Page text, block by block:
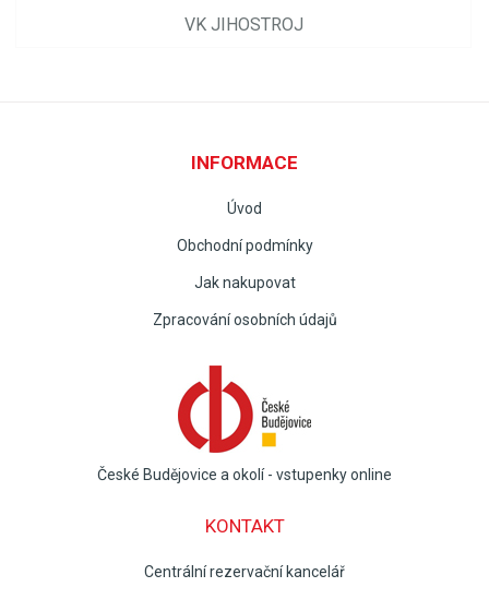
VK JIHOSTROJ
INFORMACE
Úvod
Obchodní podmínky
Jak nakupovat
Zpracování osobních údajů
České Budějovice a okolí - vstupenky online
KONTAKT
Centrální rezervační kancelář